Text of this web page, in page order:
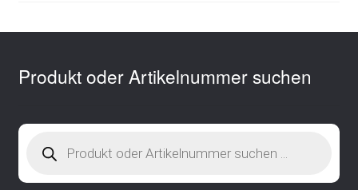
Produkt oder Artikelnummer suchen
search